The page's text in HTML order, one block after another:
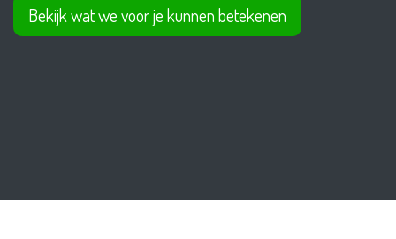
Bekijk wat we voor je kunnen betekenen